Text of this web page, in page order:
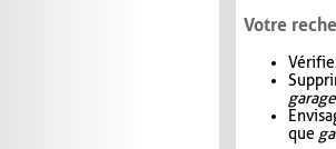
Votre
que